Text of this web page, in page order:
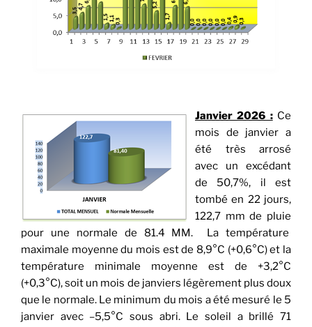
Janvier 2026 :Ce
mois de janvier a
été très arrosé
avec un excédant
de 50,7%, il est
tombé en 22 jours,
122,7 mm de pluie
pour une normale de 81.4 MM. La température
maximale moyenne du mois est de 8,9°C (+0,6°C) et la
température minimale moyenne est de +3,2°C
(+0,3°C), soit un mois de janviers légèrement plus doux
que le normale. Le minimum du mois a été mesuré le 5
janvier avec –5,5°C sous abri. Le soleil a brillé 71